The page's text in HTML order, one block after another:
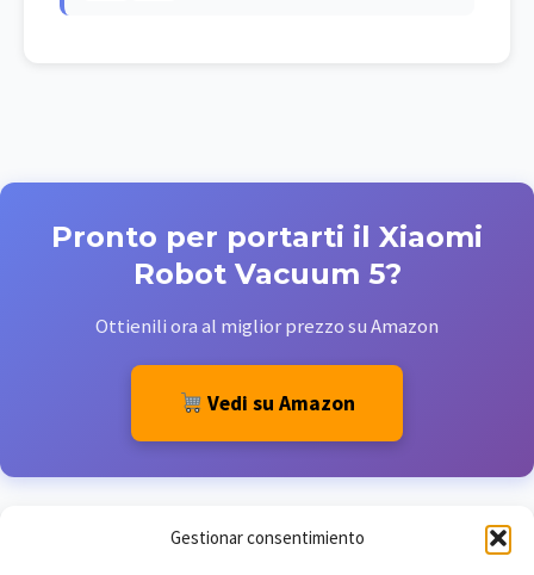
Gestionar consentimiento
Pronto per portarti il Xiaomi
Robot Vacuum 5?
Ottienili ora al miglior prezzo su Amazon
Vedi su Amazon